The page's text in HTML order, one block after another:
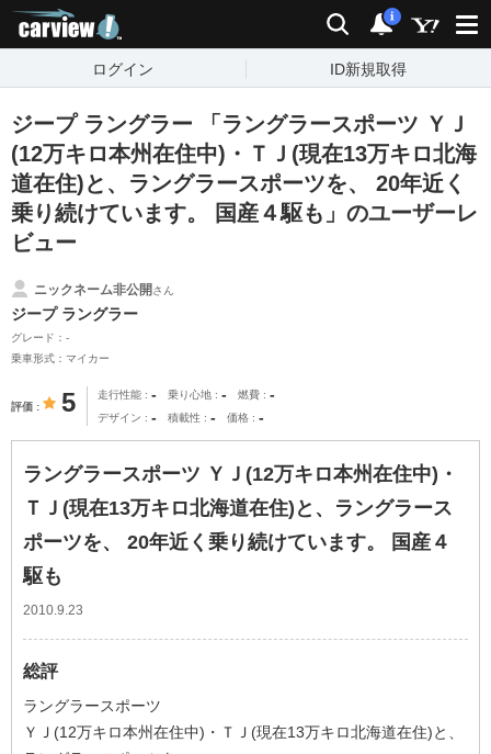
検索 通知
i
ログイン ID新規取得
ジープ ラングラー 「ラングラースポーツ ＹＪ
(12万キロ本州在住中)・ＴＪ(現在13万キロ北海
道在住)と、ラングラースポーツを、 20年近く
乗り続けています。 国産４駆も」のユーザーレ
ビュー
ニックネーム非公開さん
ジープ ラングラー
グレード：-
乗車形式：マイカー
評価 5 走行性能 - 乗り心地 - 燃費 -
デザイン - 積載性 - 価格 -
ラングラースポーツ ＹＪ(12万キロ本州在住中)・
ＴＪ(現在13万キロ北海道在住)と、ラングラース
ポーツを、 20年近く乗り続けています。 国産４
駆も
2010.9.23
総評
ラングラースポーツ
ＹＪ(12万キロ本州在住中)・ＴＪ(現在13万キロ北海道在住)と、